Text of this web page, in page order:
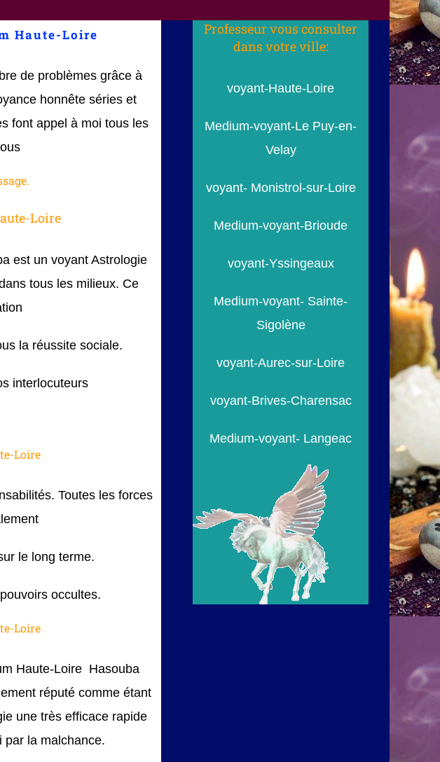
Haute-Loire
de problèmes grâce à
honnête séries et
font appel à moi tous les
Loire
est un voyant Astrologie
tous les milieux. Ce
la réussite sociale.
interlocuteurs
Loire
Toutes les forces
le long terme.
occultes.
Loire
Haute-Loire Hasouba
réputé comme étant
une très efficace rapide
par la malchance.
Professeur vous consulter
dans votre ville:
voyant-Haute-Loire
Medium-voyant-Le Puy-en-
Velay
voyant- Monistrol-sur-Loire
Medium-voyant-Brioude
voyant-Yssingeaux
Medium-voyant- Sainte-
Sigolène
voyant-Aurec-sur-Loire
voyant-Brives-Charensac
Medium-voyant- Langeac